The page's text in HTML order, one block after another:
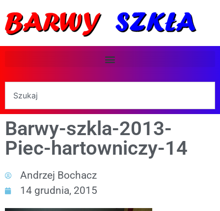
Barwy-szkla-2013-
Piec-hartowniczy-14
Andrzej Bochacz
14 grudnia, 2015